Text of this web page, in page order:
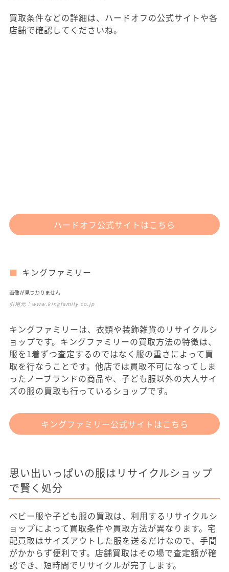
買取条件などの詳細は、ハードオフの公式サイトや各
店舗で確認してくださいね。
ハードオフ公式サイトはこちら
キングファミリー
画像が見つかりません
引用元： www.kingfamily.co.jp
キングファミリーは、衣類や装飾雑貨のリサイクルシ
ョップです。キングファミリーの買取方法の特徴は、
服を1着ずつ査定するのではなく服の重さによって買
取を行なうことです。他店では買取不可になってしま
ったノーブランドの商品や、子ども服以外の大人サイ
ズの服の買取も行っているショップです。
キングファミリー公式サイトはこちら
思い出いっぱいの服はリサイクルショップ
で賢く処分
ベビー服や子ども服の買取は、利用するリサイクルシ
ョップによって買取条件や買取方法が異なります。宅
配買取はサイズアウトした服を送るだけなので、手間
がかからず便利です。店舗買取はその場で査定額が確
認でき、短時間でリサイクルが完了します。